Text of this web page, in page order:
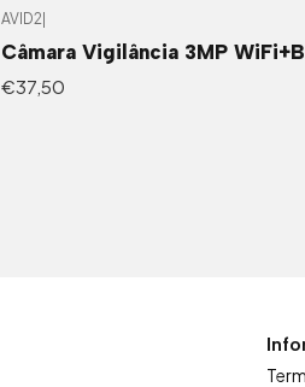
AVID2|
Câmara Vigilância 3MP
€37,50